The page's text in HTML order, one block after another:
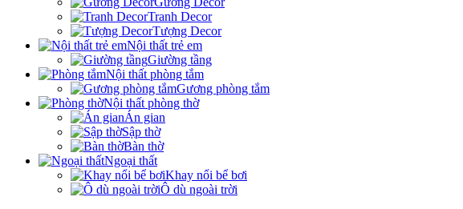
Tranh Decor
Tượng Decor
Nội thất trẻ em
Giường tầng
Nội thất phòng tắm
Gương phòng tắm
Nội thất phòng thờ
Án gian
Sập thờ
Bàn thờ
Ngoại thất
Khay nổi bể bơi
Ô dù ngoài trời